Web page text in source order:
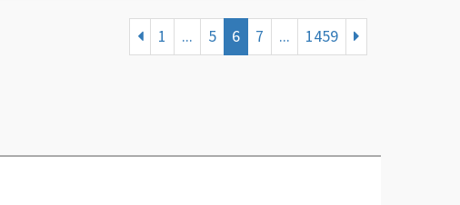
1 ... 5 6 7 ... 1459